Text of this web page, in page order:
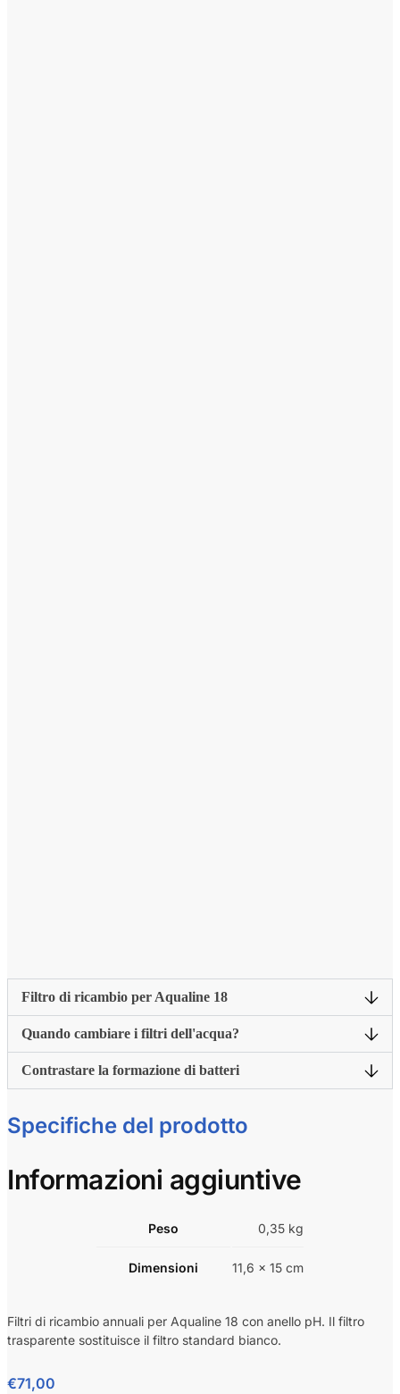
Filtro di ricambio per Aqualine 18
Quando cambiare i filtri dell'acqua?
Contrastare la formazione di batteri
Specifiche del prodotto
Informazioni aggiuntive
Peso 0,35 kg
Dimensioni 11,6 × 15 cm
Filtri di ricambio annuali per Aqualine 18 con anello pH. Il filtro
trasparente sostituisce il filtro standard bianco.
€71,00